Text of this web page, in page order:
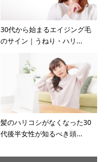
30代から始まるエイジング毛
のサイン｜うねり・ハリ...
髪のハリコシがなくなった30
代後半女性が知るべき頭...